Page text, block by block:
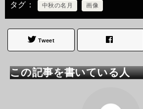
タグ 中秋の名月 画像
Tweet
この記事を書いている人